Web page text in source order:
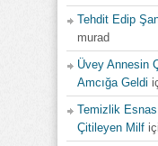
Tehdit Edip
murad
Üvey Annesin
Amcığa Geldi
Temizlik
Çitileyen Milf